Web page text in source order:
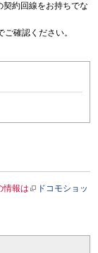
約回線をお持ちでな
ご確認ください。
情報は
ドコモショッ